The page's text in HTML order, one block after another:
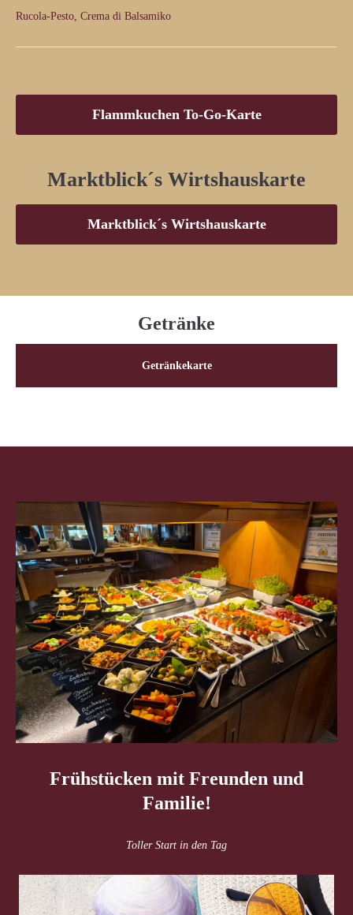
Rucola-Pesto, Crema di Balsamiko
Flammkuchen To-Go-Karte
Marktblick´s Wirtshauskarte
Marktblick´s Wirtshauskarte
Getränke
Getränkekarte
Frühstücken mit Freunden und
Familie!
Toller Start in den Tag